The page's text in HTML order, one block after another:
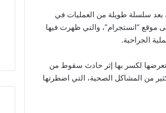
بعد سلسلة طويلة من العمليات في
موقع “انستجرام”، والتي ظهرت فيها
الجراحية.
تعرضها لكسر بها إثر حادث سقوط من
من المشاكل الصحية، التي اضطرتها